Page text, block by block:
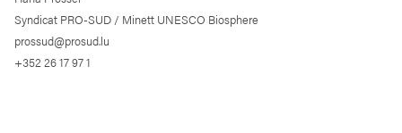
Syndicat PRO-SUD / Minett UNESCO Biosphere
prossud@prosud.lu
+352 26 17 97 1